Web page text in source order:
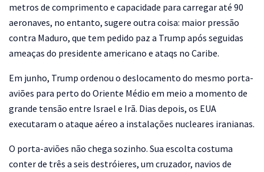
metros de comprimento e capacidade para carregar até 90
aeronaves, no entanto, sugere outra coisa: maior pressão
contra Maduro, que tem pedido paz a Trump após seguidas
ameaças do presidente americano e ataqs no Caribe.
Em junho, Trump ordenou o deslocamento do mesmo porta-
aviões para perto do Oriente Médio em meio a momento de
grande tensão entre Israel e Irã. Dias depois, os EUA
executaram o ataque aéreo a instalações nucleares iranianas.
O porta-aviões não chega sozinho. Sua escolta costuma
conter de três a seis destróieres, um cruzador, navios de